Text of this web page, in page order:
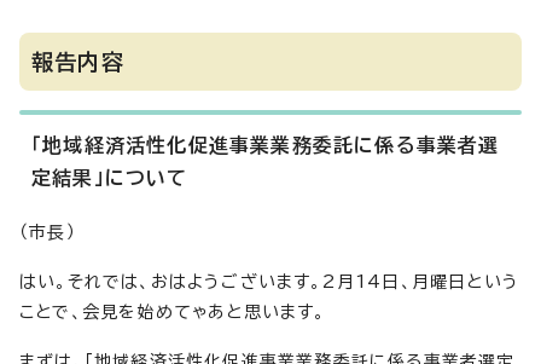
報告内容
「地域経済活性化促進事業業務委託に係る事業者選
定結果」について
（市長）
はい。それでは、おはようございます。2月14日、月曜日という
ことで、会見を始めてゃあと思います。